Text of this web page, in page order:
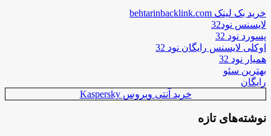
خرید بک لینک behtarinbacklink.com
لایسنس نود32
پسورد نود 32
اوکلی لایسنس رایگان نود 32
همیار نود 32
بهترین سئو
رایگان
خرید آنتی ویروس Kaspersky
نوشته‌های تازه